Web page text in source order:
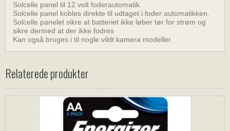
Solcelle panel til 12 volt foderautomatik.
Solcelle panel kobles direkte til udtaget i foder automatikken.
Solcelle panelet sikre at batteriet ikke løber tør for strøm og
sikre dermed at der ikke fodres
Kan også bruges i til nogle vildt kamera modeller.
Relaterede produkter